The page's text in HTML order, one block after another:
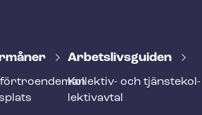
Ar­bets­livs­gui­den
Kollektiv- och tjäns­te­kol­
lek­tivav­tal